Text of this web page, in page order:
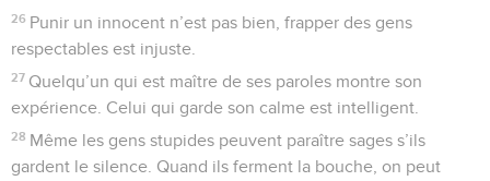
26 Punir un innocent n’est pas bien, frapper des gens
respectables est injuste.
27 Quelqu’un qui est maître de ses paroles montre son
expérience. Celui qui garde son calme est intelligent.
28 Même les gens stupides peuvent paraître sages s’ils
gardent le silence. Quand ils ferment la bouche, on peut